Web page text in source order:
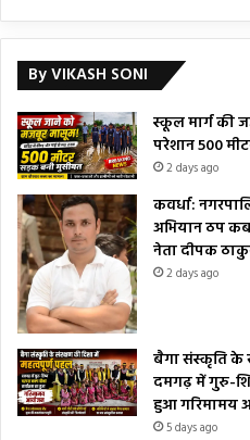
By VIKASH SONI
स्कूल मार्ग की
परेशान 500
2 days ago
कवर्धा:
अभियान ठप
नेता दीपक
2 days ago
बैगा संस्कृति के
दमगढ़ में गुरु-
हुआ गरिमामय
5 days ago